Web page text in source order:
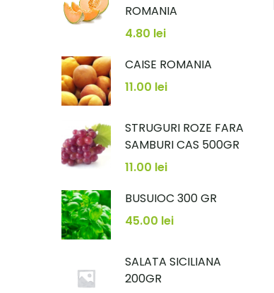
ROMANIA
4.80 lei
CAISE ROMANIA
11.00 lei
STRUGURI ROZE FARA
SAMBURI CAS 500GR
11.00 lei
BUSUIOC 300 GR
45.00 lei
SALATA SICILIANA
200GR